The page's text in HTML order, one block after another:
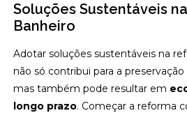
Soluções Sustentáveis
Banheiro
Adotar soluções sustentáveis na
não só contribui para a
mas também pode resultar em
longo prazo. Começar a reforma